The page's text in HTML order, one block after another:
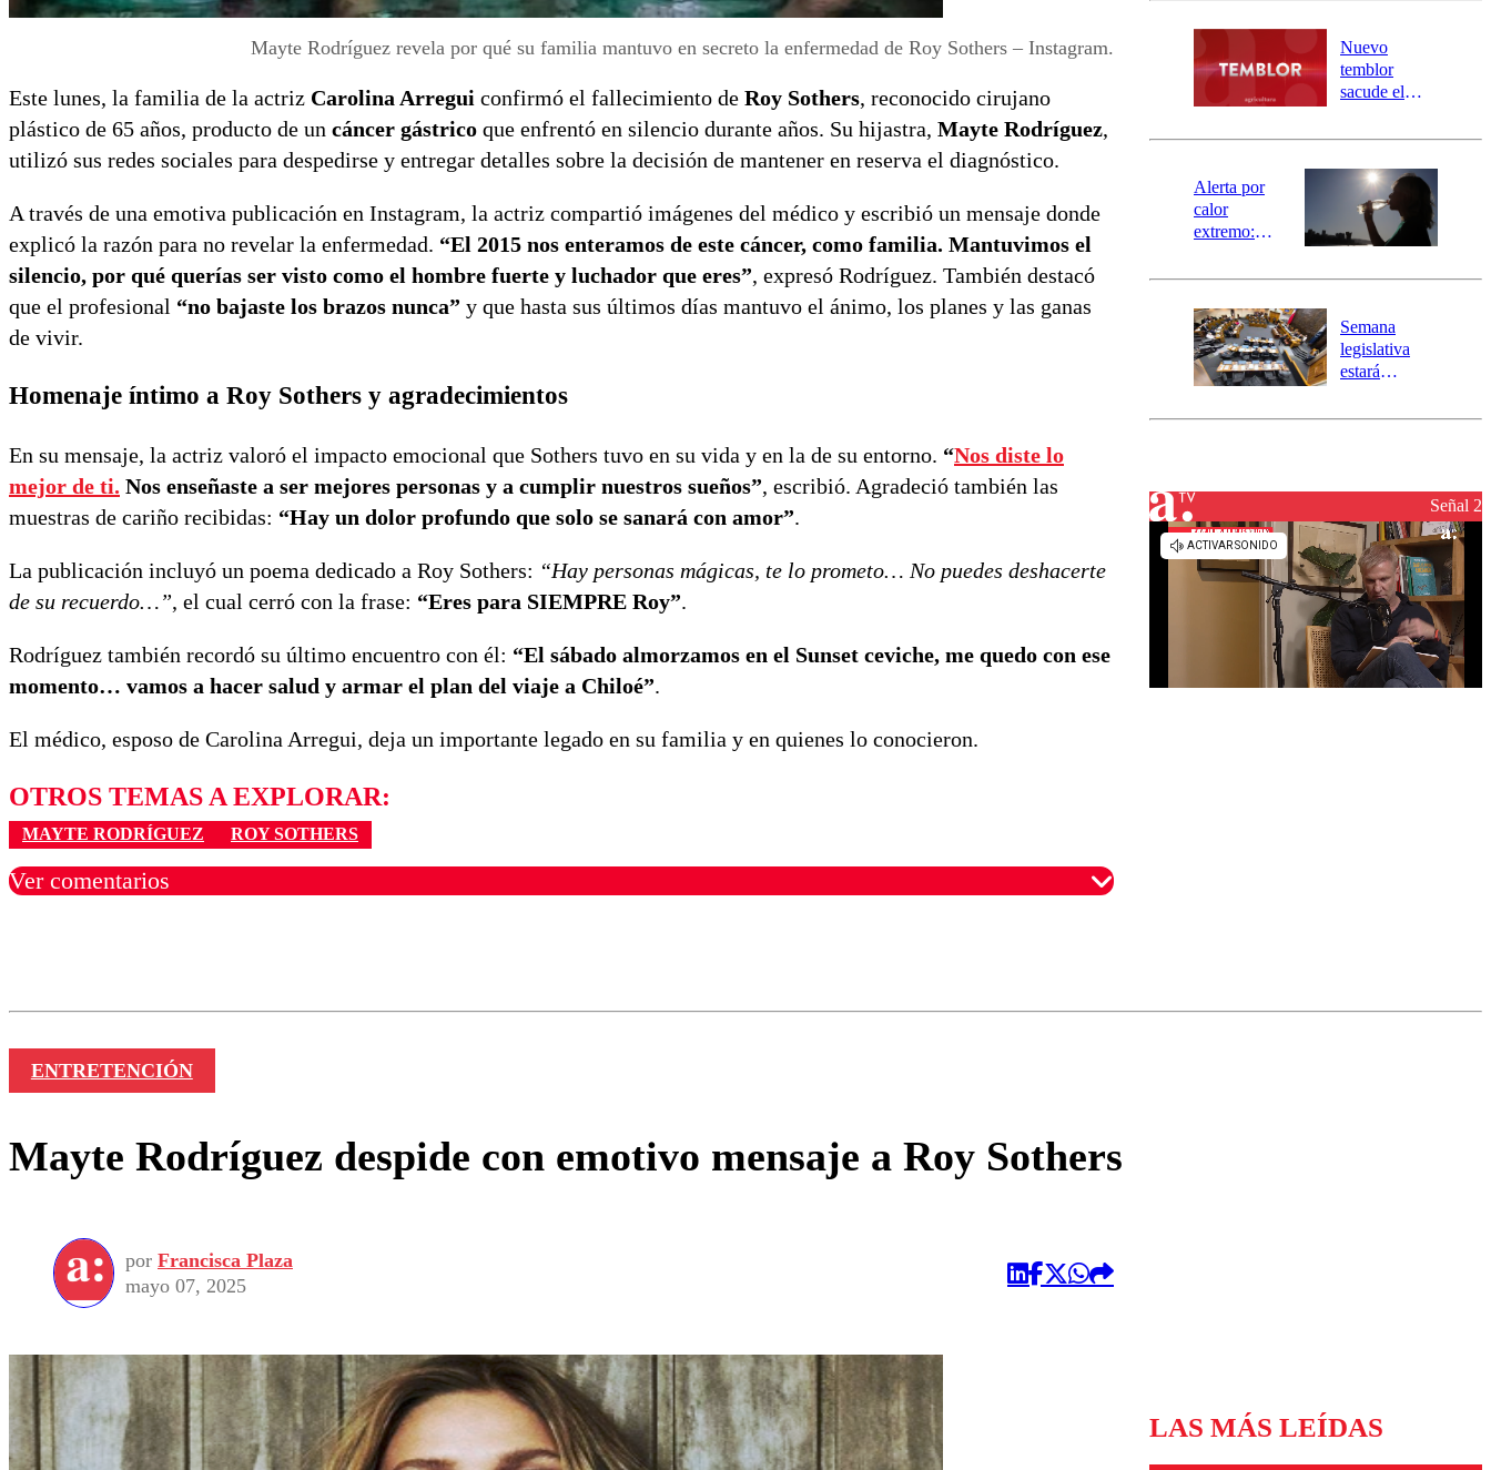
Mayte Rodríguez revela por qué su familia mantuvo en secreto la enfermedad de Roy Sothers – Instagram.
Este lunes, la familia de la actriz Carolina Arregui confirmó el fallecimiento de Roy Sothers, reconocido cirujano
plástico de 65 años, producto de un cáncer gástrico que enfrentó en silencio durante años. Su hijastra, Mayte Rodríguez,
utilizó sus redes sociales para despedirse y entregar detalles sobre la decisión de mantener en reserva el diagnóstico.
A través de una emotiva publicación en Instagram, la actriz compartió imágenes del médico y escribió un mensaje donde
explicó la razón para no revelar la enfermedad. “El 2015 nos enteramos de este cáncer, como familia. Mantuvimos el
silencio, por qué querías ser visto como el hombre fuerte y luchador que eres”, expresó Rodríguez. También destacó
que el profesional “no bajaste los brazos nunca” y que hasta sus últimos días mantuvo el ánimo, los planes y las ganas
de vivir.
Homenaje íntimo a Roy Sothers y agradecimientos
En su mensaje, la actriz valoró el impacto emocional que Sothers tuvo en su vida y en la de su entorno. “Nos diste lo
mejor de ti. Nos enseñaste a ser mejores personas y a cumplir nuestros sueños”, escribió. Agradeció también las
muestras de cariño recibidas: “Hay un dolor profundo que solo se sanará con amor”.
La publicación incluyó un poema dedicado a Roy Sothers: “Hay personas mágicas, te lo prometo… No puedes deshacerte
de su recuerdo…”, el cual cerró con la frase: “Eres para SIEMPRE Roy”.
Rodríguez también recordó su último encuentro con él: “El sábado almorzamos en el Sunset ceviche, me quedo con ese
momento… vamos a hacer salud y armar el plan del viaje a Chiloé”.
El médico, esposo de Carolina Arregui, deja un importante legado en su familia y en quienes lo conocieron.
OTROS TEMAS A EXPLORAR:
MAYTE RODRÍGUEZ ROY SOTHERS
Ver comentarios
río Damas:
activa
mensajería
SAE
Nuevo
temblor
sacude el
revisa la
epicentro
Alerta por
calor
extremo:
activa Alerta
Preventiva en
tres comunas
Semana
legislativa
estará
el fin de la
reconstrucciónSeñal 2
ENTRETENCIÓN
Mayte Rodríguez despide con emotivo mensaje a Roy Sothers
por Francisca Plaza
mayo 07, 2025
LAS MÁS LEÍDAS